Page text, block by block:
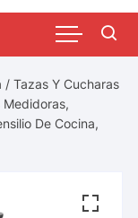
/Tazas Y Cucharas
De Cocina,